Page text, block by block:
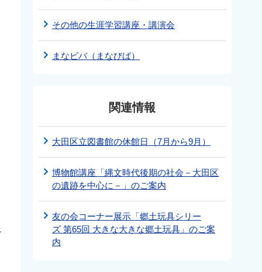
その他の生涯学習講座・講演会
まなビバ（まなびば）
関連情報
大田区立図書館の休館日（7月から9月）
博物館講座「縄文時代後期の社会－大田区
の遺跡を中心に－」のご案内
友の会コーナー展示「郷土玩具シリー
ズ 第65回 大きな大きな郷土玩具」のご案
内